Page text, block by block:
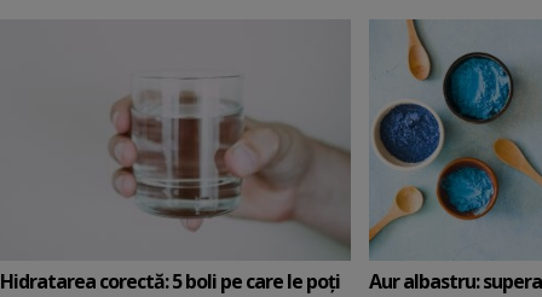
Hidratarea corectă: 5 boli pe care le poți
Aur albastru: